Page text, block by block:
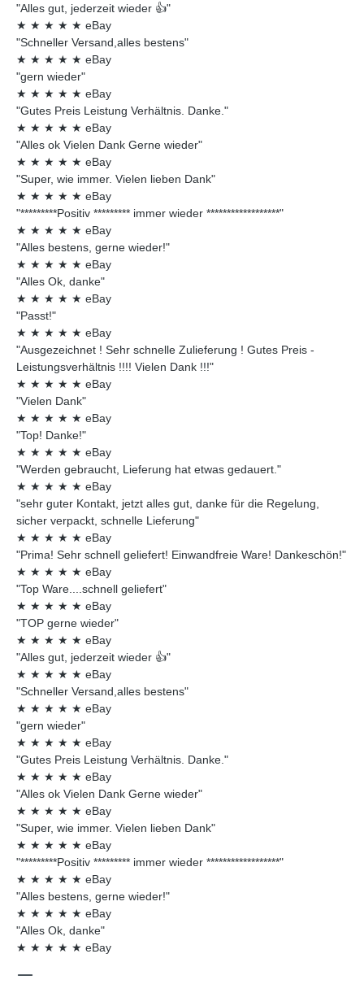
"Alles gut, jederzeit wieder 👍"
★ ★ ★ ★ ★ eBay
"Schneller Versand,alles bestens"
★ ★ ★ ★ ★ eBay
"gern wieder"
★ ★ ★ ★ ★ eBay
"Gutes Preis Leistung Verhältnis. Danke."
★ ★ ★ ★ ★ eBay
"Alles ok Vielen Dank Gerne wieder"
★ ★ ★ ★ ★ eBay
"Super, wie immer. Vielen lieben Dank"
★ ★ ★ ★ ★ eBay
"*********Positiv ********* immer wieder ******************"
★ ★ ★ ★ ★ eBay
"Alles bestens, gerne wieder!"
★ ★ ★ ★ ★ eBay
"Alles Ok, danke"
★ ★ ★ ★ ★ eBay
"Passt!"
★ ★ ★ ★ ★ eBay
"Ausgezeichnet ! Sehr schnelle Zulieferung ! Gutes Preis -
Leistungsverhältnis !!!! Vielen Dank !!!"
★ ★ ★ ★ ★ eBay
"Vielen Dank"
★ ★ ★ ★ ★ eBay
"Top! Danke!"
★ ★ ★ ★ ★ eBay
"Werden gebraucht, Lieferung hat etwas gedauert."
★ ★ ★ ★ ★ eBay
"sehr guter Kontakt, jetzt alles gut, danke für die Regelung,
sicher verpackt, schnelle Lieferung"
★ ★ ★ ★ ★ eBay
"Prima! Sehr schnell geliefert! Einwandfreie Ware! Dankeschön!"
★ ★ ★ ★ ★ eBay
"Top Ware....schnell geliefert"
★ ★ ★ ★ ★ eBay
"TOP gerne wieder"
★ ★ ★ ★ ★ eBay
"Alles gut, jederzeit wieder 👍"
★ ★ ★ ★ ★ eBay
"Schneller Versand,alles bestens"
★ ★ ★ ★ ★ eBay
"gern wieder"
★ ★ ★ ★ ★ eBay
"Gutes Preis Leistung Verhältnis. Danke."
★ ★ ★ ★ ★ eBay
"Alles ok Vielen Dank Gerne wieder"
★ ★ ★ ★ ★ eBay
"Super, wie immer. Vielen lieben Dank"
★ ★ ★ ★ ★ eBay
"*********Positiv ********* immer wieder ******************"
★ ★ ★ ★ ★ eBay
"Alles bestens, gerne wieder!"
★ ★ ★ ★ ★ eBay
"Alles Ok, danke"
★ ★ ★ ★ ★ eBay